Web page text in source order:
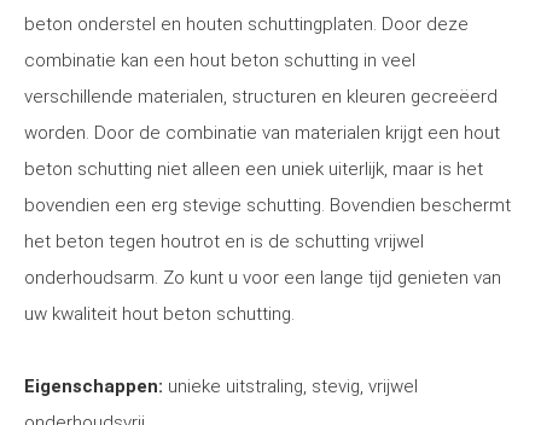
beton onderstel en houten schuttingplaten. Door deze
combinatie kan een hout beton schutting in veel
verschillende materialen, structuren en kleuren gecreëerd
worden. Door de combinatie van materialen krijgt een hout
beton schutting niet alleen een uniek uiterlijk, maar is het
bovendien een erg stevige schutting. Bovendien beschermt
het beton tegen houtrot en is de schutting vrijwel
onderhoudsarm. Zo kunt u voor een lange tijd genieten van
uw kwaliteit hout beton schutting.
Eigenschappen: unieke uitstraling, stevig, vrijwel